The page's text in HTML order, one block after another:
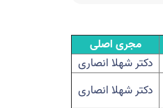
مجری اصلی
دکتر شهلا انصاری
دکتر شهلا انصاری